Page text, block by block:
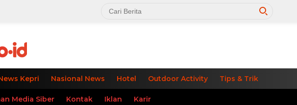
Kepri Nasional News Hotel Outdoor Activity Tips & Trik
Media Siber Kontak Iklan Karir